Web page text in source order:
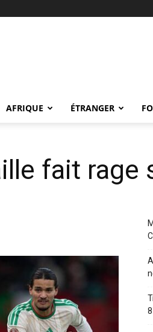
AFRIQUE ÉTRANGER
fait rage